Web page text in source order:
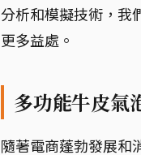
分析和模擬技術，我
更多益處。
多功能牛皮氣
隨著電商蓬勃發展和